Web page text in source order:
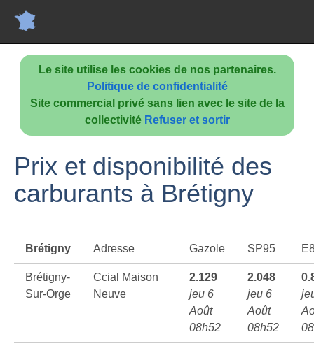
Le site utilise les cookies de nos partenaires.
Politique de confidentialité
Site commercial privé sans lien avec le site de la
collectivité Refuser et sortir
Prix et disponibilité des
carburants à Brétigny
Brétigny Adresse Gazole SP95
Brétigny-
Sur-Orge
Ccial Maison
Neuve
2.129
jeu 6
Août
08h52
2.048
jeu 6
Août
08h52